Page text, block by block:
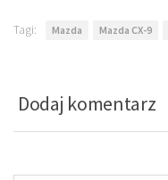
Tagi: Mazda Mazda CX-9
Dodaj komentarz